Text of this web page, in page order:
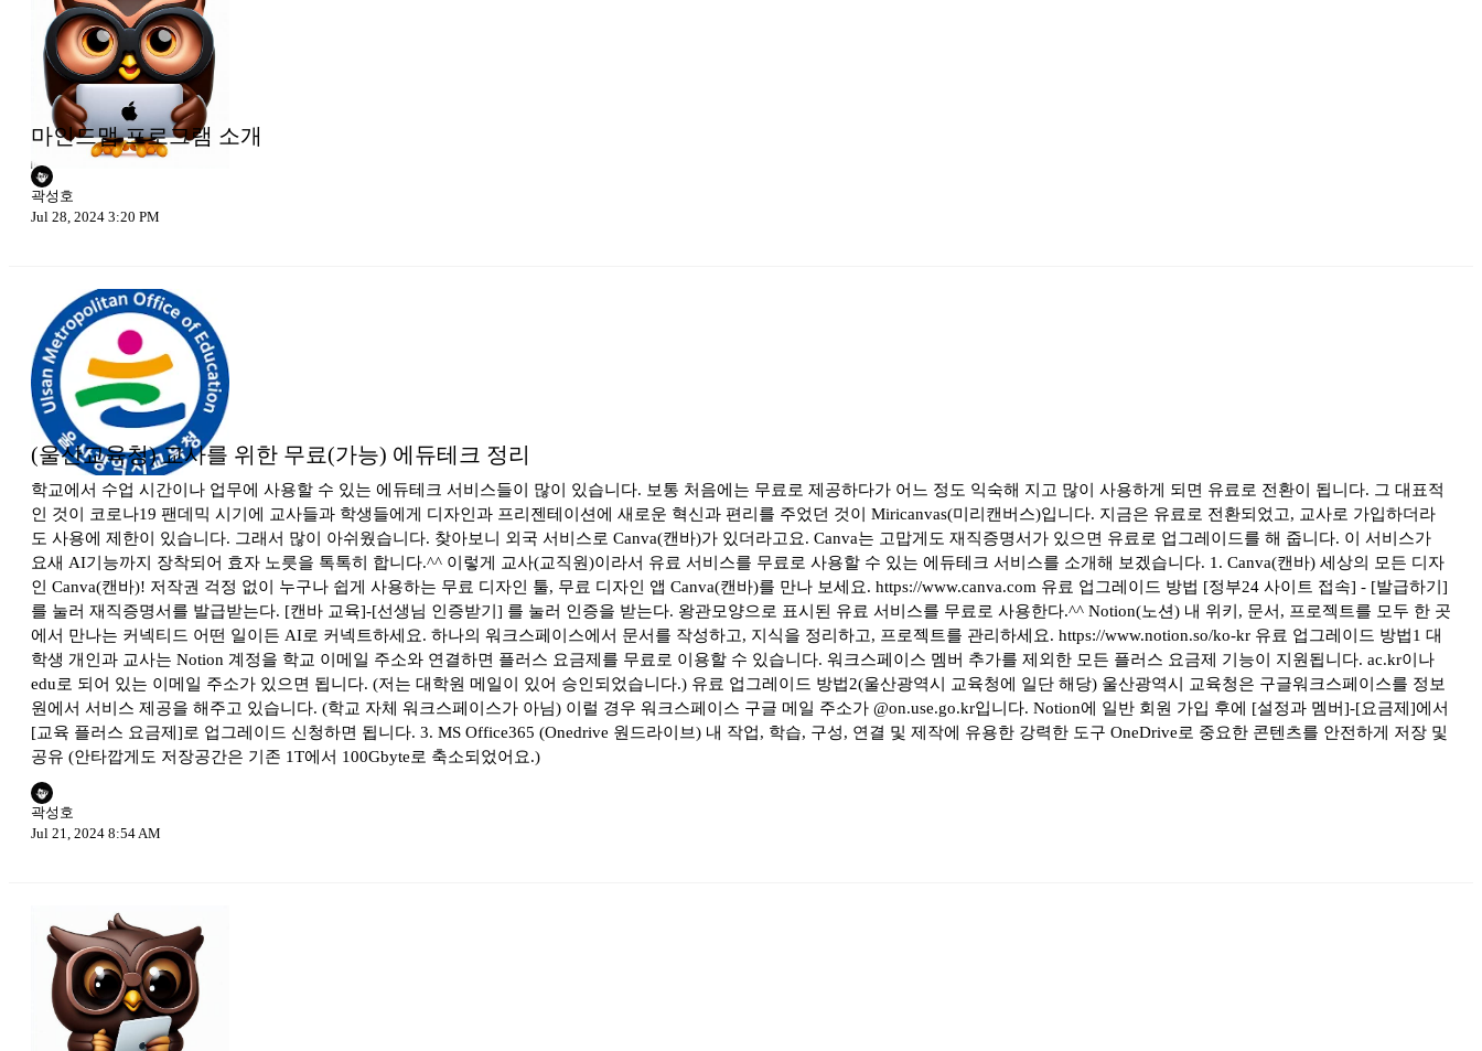
마인드맵 프로그램 소개
곽성호
Jul 28, 2024 3:20 PM
(울산교육청) 교사를 위한 무료(가능) 에듀테크 정리
학교에서 수업 시간이나 업무에 사용할 수 있는 에듀테크 서비스들이 많이 있습니다. 보통 처음에는 무료로 제공하다가 어느 정도 익숙해 지고 많이 사용하게 되면 유료로 전환이 됩니다. 그 대표적
인 것이 코로나19 팬데믹 시기에 교사들과 학생들에게 디자인과 프리젠테이션에 새로운 혁신과 편리를 주었던 것이 Miricanvas(미리캔버스)입니다. 지금은 유료로 전환되었고, 교사로 가입하더라
도 사용에 제한이 있습니다. 그래서 많이 아쉬웠습니다. 찾아보니 외국 서비스로 Canva(캔바)가 있더라고요. Canva는 고맙게도 재직증명서가 있으면 유료로 업그레이드를 해 줍니다. 이 서비스가
요새 AI기능까지 장착되어 효자 노릇을 톡톡히 합니다.^^ 이렇게 교사(교직원)이라서 유료 서비스를 무료로 사용할 수 있는 에듀테크 서비스를 소개해 보겠습니다. 1. Canva(캔바) 세상의 모든 디자
인 Canva(캔바)! 저작권 걱정 없이 누구나 쉽게 사용하는 무료 디자인 툴, 무료 디자인 앱 Canva(캔바)를 만나 보세요. https://www.canva.com 유료 업그레이드 방법 [정부24 사이트 접속] - [발급하기]
를 눌러 재직증명서를 발급받는다. [캔바 교육]-[선생님 인증받기] 를 눌러 인증을 받는다. 왕관모양으로 표시된 유료 서비스를 무료로 사용한다.^^ Notion(노션) 내 위키, 문서, 프로젝트를 모두 한 곳
에서 만나는 커넥티드 어떤 일이든 AI로 커넥트하세요. 하나의 워크스페이스에서 문서를 작성하고, 지식을 정리하고, 프로젝트를 관리하세요. https://www.notion.so/ko-kr 유료 업그레이드 방법1 대
학생 개인과 교사는 Notion 계정을 학교 이메일 주소와 연결하면 플러스 요금제를 무료로 이용할 수 있습니다. 워크스페이스 멤버 추가를 제외한 모든 플러스 요금제 기능이 지원됩니다. ac.kr이나
edu로 되어 있는 이메일 주소가 있으면 됩니다. (저는 대학원 메일이 있어 승인되었습니다.) 유료 업그레이드 방법2(울산광역시 교육청에 일단 해당) 울산광역시 교육청은 구글워크스페이스를 정보
원에서 서비스 제공을 해주고 있습니다. (학교 자체 워크스페이스가 아님) 이럴 경우 워크스페이스 구글 메일 주소가 @on.use.go.kr입니다. Notion에 일반 회원 가입 후에 [설정과 멤버]-[요금제]에서
[교육 플러스 요금제]로 업그레이드 신청하면 됩니다. 3. MS Office365 (Onedrive 원드라이브) 내 작업, 학습, 구성, 연결 및 제작에 유용한 강력한 도구 OneDrive로 중요한 콘텐츠를 안전하게 저장 및
공유 (안타깝게도 저장공간은 기존 1T에서 100Gbyte로 축소되었어요.)
곽성호
Jul 21, 2024 8:54 AM